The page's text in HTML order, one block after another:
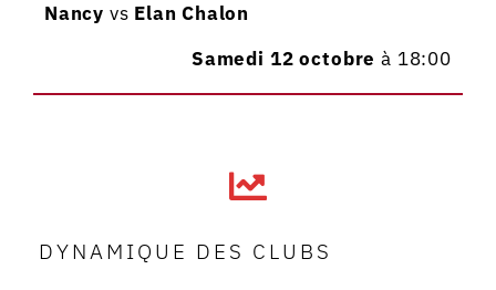
Nancy vs Elan Chalon
Samedi 12 octobreà 18:00
DYNAMIQUE DES CLUBS